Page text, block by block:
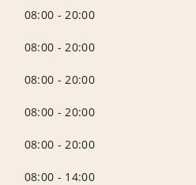
08:00 - 20:00
08:00 - 20:00
08:00 - 20:00
08:00 - 20:00
08:00 - 20:00
08:00 - 14:00